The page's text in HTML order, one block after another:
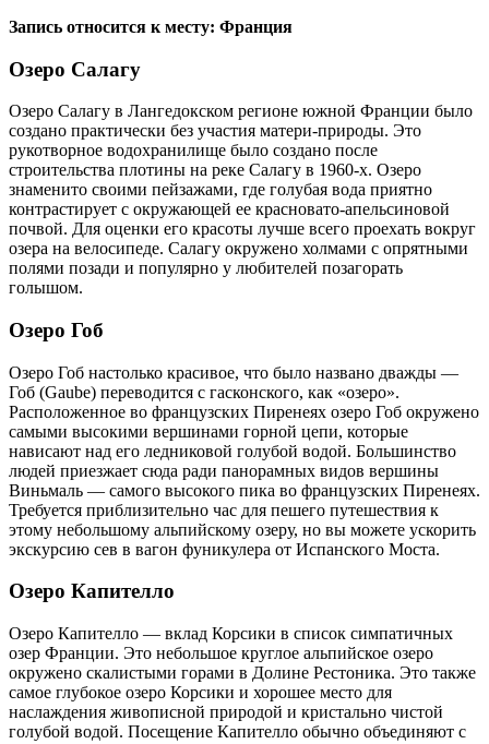
Запись относится к месту: Франция
Озеро Салагу
Озеро Салагу в Лангедокском регионе южной Франции было
создано практически без участия матери-природы. Это
рукотворное водохранилище было создано после
строительства плотины на реке Салагу в 1960-х. Озеро
знаменито своими пейзажами, где голубая вода приятно
контрастирует с окружающей ее красновато-апельсиновой
почвой. Для оценки его красоты лучше всего проехать вокруг
озера на велосипеде. Салагу окружено холмами с опрятными
полями позади и популярно у любителей позагорать
голышом.
Озеро Гоб
Озеро Гоб настолько красивое, что было названо дважды —
Гоб (Gaube) переводится с гасконского, как «озеро».
Расположенное во французских Пиренеях озеро Гоб окружено
самыми высокими вершинами горной цепи, которые
нависают над его ледниковой голубой водой. Большинство
людей приезжает сюда ради панорамных видов вершины
Виньмаль — самого высокого пика во французских Пиренеях.
Требуется приблизительно час для пешего путешествия к
этому небольшому альпийскому озеру, но вы можете ускорить
экскурсию сев в вагон фуникулера от Испанского Моста.
Озеро Капителло
Озеро Капителло — вклад Корсики в список симпатичных
озер Франции. Это небольшое круглое альпийское озеро
окружено скалистыми горами в Долине Рестоника. Это также
самое глубокое озеро Корсики и хорошее место для
наслаждения живописной природой и кристально чистой
голубой водой. Посещение Капителло обычно объединяют с